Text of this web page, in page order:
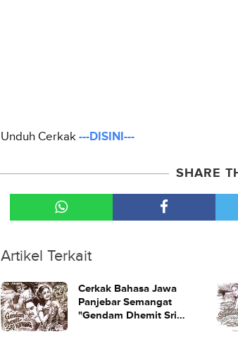
Unduh Cerkak ---DISINI---
SHARE
Artikel Terkait
Cerkak Bahasa Jawa
Panjebar Semangat
"Gendam Dhemit Sri